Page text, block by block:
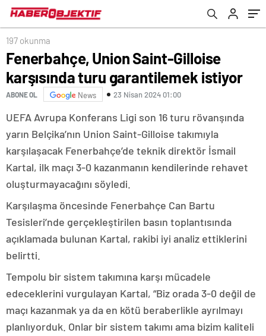
197 okunma
Fenerbahçe, Union Saint-Gilloise
karşısında turu garantilemek istiyor
ABONE OL News 23 Nisan 2024 01:00
UEFA Avrupa Konferans Ligi son 16 turu rövanşında
yarın Belçika’nın Union Saint-Gilloise takımıyla
karşılaşacak Fenerbahçe’de teknik direktör İsmail
Kartal, ilk maçı 3-0 kazanmanın kendilerinde rehavet
oluşturmayacağını söyledi.
Karşılaşma öncesinde Fenerbahçe Can Bartu
Tesisleri’nde gerçekleştirilen basın toplantısında
açıklamada bulunan Kartal, rakibi iyi analiz ettiklerini
belirtti.
Tempolu bir sistem takımına karşı mücadele
edeceklerini vurgulayan Kartal, “Biz orada 3-0 değil de
maçı kazanmak ya da en kötü beraberlikle ayrılmayı
planlıyorduk. Onlar bir sistem takımı ama bizim kaliteli